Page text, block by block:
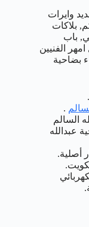
وايرات
بلاكات
باب
الفنيين
بضاحية
.
السالم
عبدالله
أصلية.